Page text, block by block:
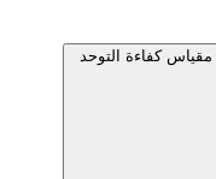
كفاءة التوحد